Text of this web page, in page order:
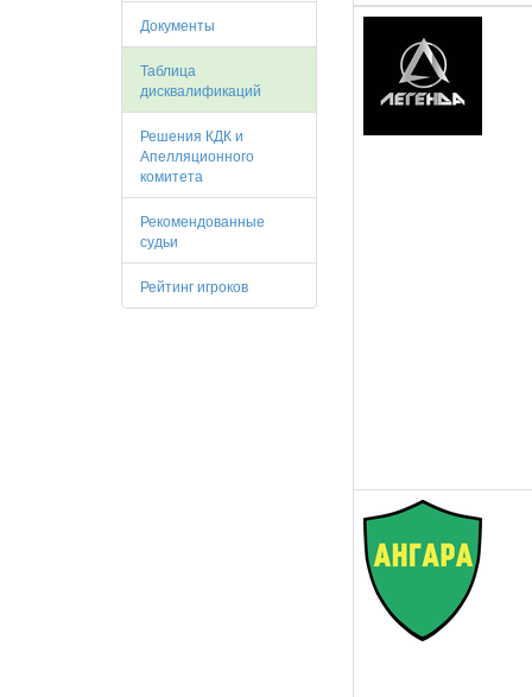
Документы
Таблица
дисквалификаций
Решения КДК и
Апелляционного
комитета
Рекомендованные
судьи
Рейтинг игроков